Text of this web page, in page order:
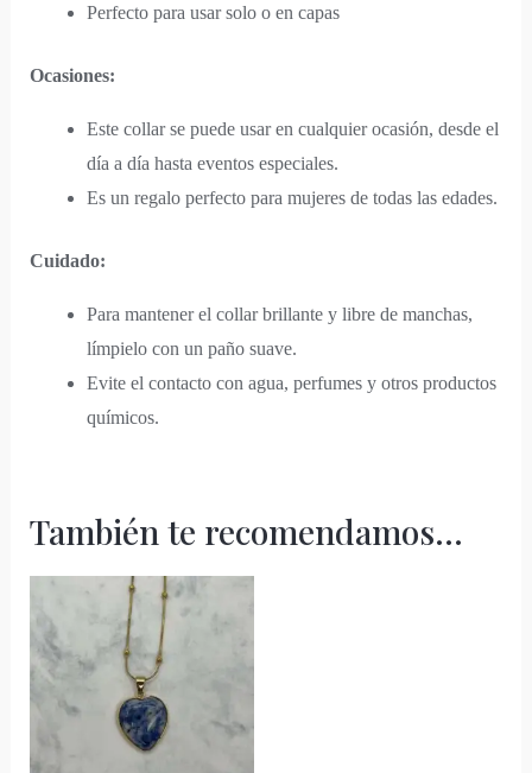
Perfecto para usar solo o en capas
Ocasiones:
Este collar se puede usar en cualquier ocasión, desde el
día a día hasta eventos especiales.
Es un regalo perfecto para mujeres de todas las edades.
Cuidado:
Para mantener el collar brillante y libre de manchas,
límpielo con un paño suave.
Evite el contacto con agua, perfumes y otros productos
químicos.
También te recomendamos…